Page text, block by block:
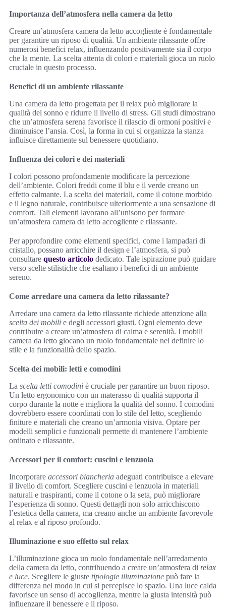
Importanza dell’atmosfera nella camera da letto
Creare un’atmosfera camera da letto accogliente è fondamentale
per garantire un riposo di qualità. Un ambiente rilassante offre
numerosi benefici relax, influenzando positivamente sia il corpo
che la mente. La scelta attenta di colori e materiali gioca un ruolo
cruciale in questo processo.
Benefici di un ambiente rilassante
Una camera da letto progettata per il relax può migliorare la
qualità del sonno e ridurre il livello di stress. Gli studi dimostrano
che un’atmosfera serena favorisce il rilascio di ormoni positivi e
diminuisce l’ansia. Così, la forma in cui si organizza la stanza
influisce direttamente sul benessere quotidiano.
Influenza dei colori e dei materiali
I colori possono profondamente modificare la percezione
dell’ambiente. Colori freddi come il blu e il verde creano un
effetto calmante. La scelta dei materiali, come il cotone morbido
e il legno naturale, contribuisce ulteriormente a una sensazione di
comfort. Tali elementi lavorano all’unisono per formare
un’atmosfera camera da letto accogliente e rilassante.
Per approfondire come elementi specifici, come i lampadari di
cristallo, possano arricchire il design e l’atmosfera, si può
consultare questo articolo dedicato. Tale ispirazione può guidare
verso scelte stilistiche che esaltano i benefici di un ambiente
sereno.
Come arredare una camera da letto rilassante?
Arredare una camera da letto rilassante richiede attenzione alla
scelta dei mobili e degli accessori giusti. Ogni elemento deve
contribuire a creare un’atmosfera di calma e serenità. I mobili
camera da letto giocano un ruolo fondamentale nel definire lo
stile e la funzionalità dello spazio.
Scelta dei mobili: letti e comodini
La scelta letti comodini è cruciale per garantire un buon riposo.
Un letto ergonomico con un materasso di qualità supporta il
corpo durante la notte e migliora la qualità del sonno. I comodini
dovrebbero essere coordinati con lo stile del letto, scegliendo
finiture e materiali che creano un’armonia visiva. Optare per
modelli semplici e funzionali permette di mantenere l’ambiente
ordinato e rilassante.
Accessori per il comfort: cuscini e lenzuola
Incorporare accessori biancheria adeguati contribuisce a elevare
il livello di comfort. Scegliere cuscini e lenzuola in materiali
naturali e traspiranti, come il cotone o la seta, può migliorare
l’esperienza di sonno. Questi dettagli non solo arricchiscono
l’estetica della camera, ma creano anche un ambiente favorevole
al relax e al riposo profondo.
Illuminazione e suo effetto sul relax
L’illuminazione gioca un ruolo fondamentale nell’arredamento
della camera da letto, contribuendo a creare un’atmosfera di relax
e luce. Scegliere le giuste tipologie illuminazione può fare la
differenza nel modo in cui si percepisce lo spazio. Una luce calda
favorisce un senso di accoglienza, mentre la giusta intensità può
influenzare il benessere e il riposo.